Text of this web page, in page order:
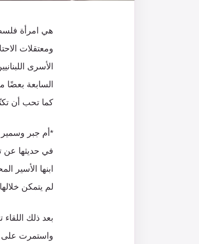
هي امرأة
ومعتقلات
الأسرى
السابعة بعضًا
كما تحب أن
*أم جبر وسمير
ابنها الأسير
لم يتمكن
بعد ذلك